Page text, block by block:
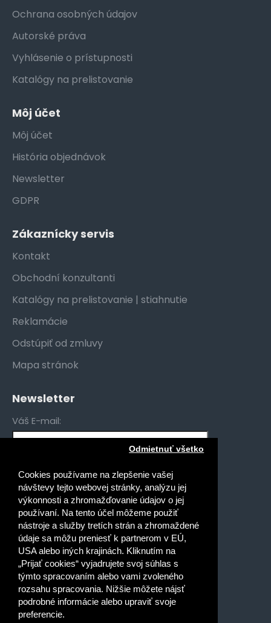
Cookies používame na zlepšenie vašej
návštevy tejto webovej stránky, analýzu jej
výkonnosti a zhromažďovanie údajov o jej
používaní. Na tento účel môžeme použiť
nástroje a služby tretích strán a zhromaždené
údaje sa môžu preniesť k partnerom v EÚ,
USA alebo iných krajinách. Kliknutím na
„Prijať cookies“ vyjadrujete svoj súhlas s
týmto spracovaním alebo vami zvoleného
rozsahu spracovania. Nižšie môžete nájsť
podrobné informácie alebo upraviť svoje
preferencie.
Odmietnuť všetko
Ochrana osobných údajov
Autorské práva
Vyhlásenie o prístupnosti
Katalógy na prelistovanie
Môj účet
Môj účet
História objednávok
Newsletter
GDPR
Zákaznícky servis
Kontakt
Obchodní konzultanti
Katalógy na prelistovanie | stiahnutie
Reklamácie
Odstúpiť od zmluvy
Mapa stránok
Newsletter
Váš E-mail:
Gymnáziá
Stredné odborné školy
Špeciálne základné školy
Základné školy
Prečítal(a) som si a súhlasím s
Ochrana osobných údajov